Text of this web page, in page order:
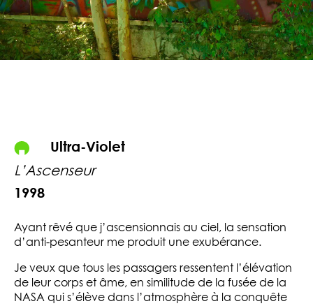
Ultra-Violet
L’Ascenseur
1998
Ayant rêvé que j’ascensionnais au ciel, la sensation
d’anti-pesanteur me produit une exubérance.
Je veux que tous les passagers ressentent l’élévation
de leur corps et âme, en similitude de la fusée de la
NASA qui s’élève dans l’atmosphère à la conquête